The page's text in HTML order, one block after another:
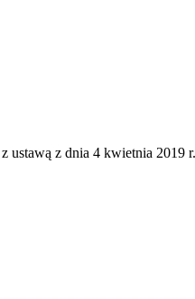
ustawą z dnia 4 kwietnia 2019